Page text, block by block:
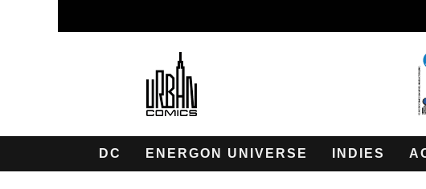
DC ENERGON UNIVERSE INDIES